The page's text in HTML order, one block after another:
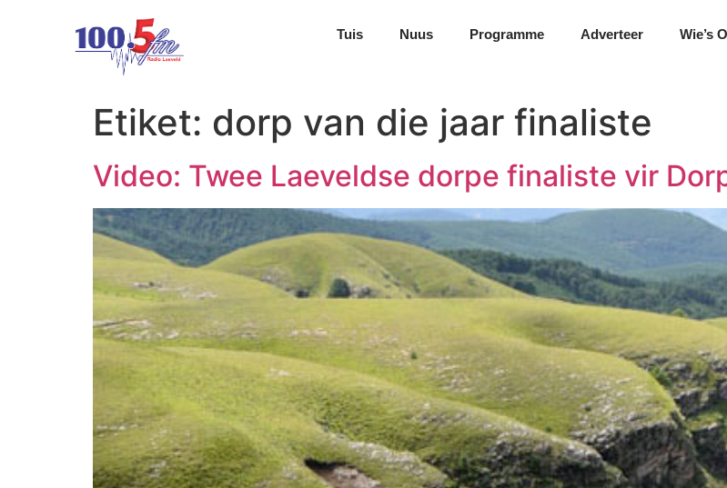
Tuis Nuus Programme Adverteer Wie’s
Etiket: dorp van die jaar finaliste
Video: Twee Laeveldse dorpe finaliste vir